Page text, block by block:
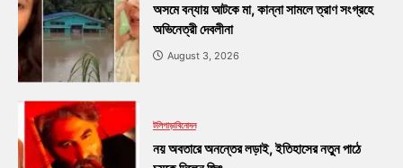
অসমে বন্যায় আটকে মা, কান্না সামলে ত্রাণ সংগ্রহে
অভিনেত্রী দেবলীনা
August 3, 2026
টলিপাড়াবিনোদন
নয় অবতারে অনন্তের লড়াই, ইতিহাসের নতুন পাঠে